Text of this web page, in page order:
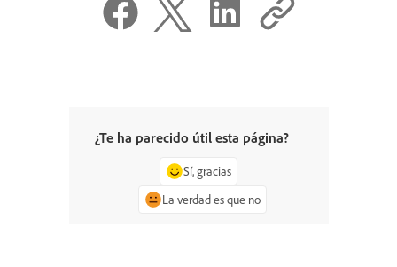
¿Te ha parecido útil esta página?
Sí, gracias
La verdad es que no